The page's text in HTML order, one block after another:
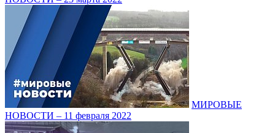
МИРОВЫЕ
НОВОСТИ – 11 февраля 2022